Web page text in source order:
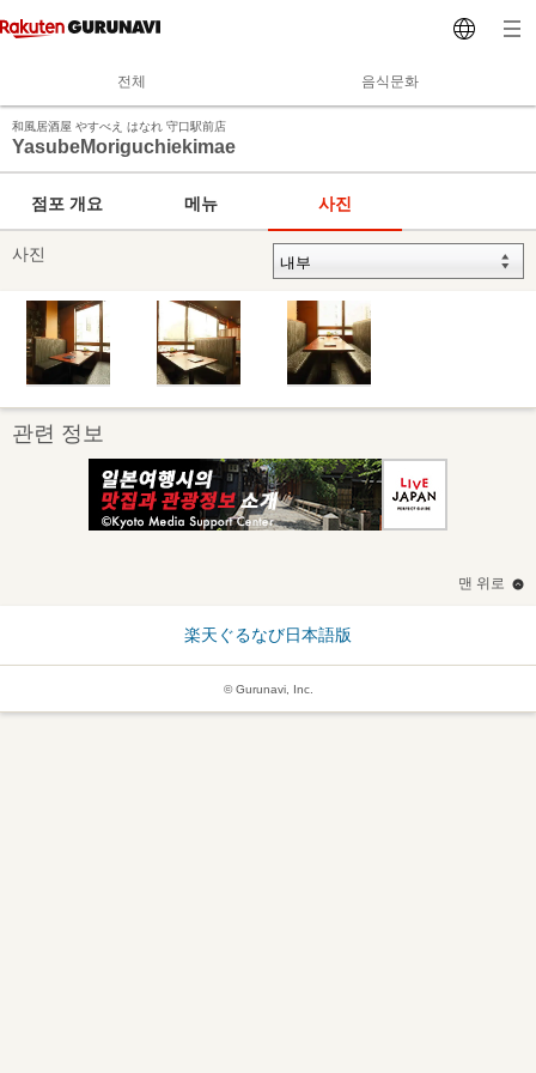
전체 음식문화
和風居酒屋 やすべえ はなれ 守口駅前店
YasubeMoriguchiekimae
점포 개요 메뉴 사진
사진
관련 정보
맨 위로
楽天ぐるなび日本語版
© Gurunavi, Inc.